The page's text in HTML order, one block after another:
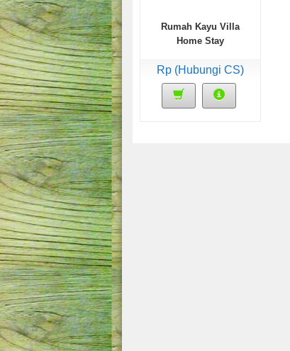
Rumah Kayu Villa
Home Stay
Rp (Hubungi CS)